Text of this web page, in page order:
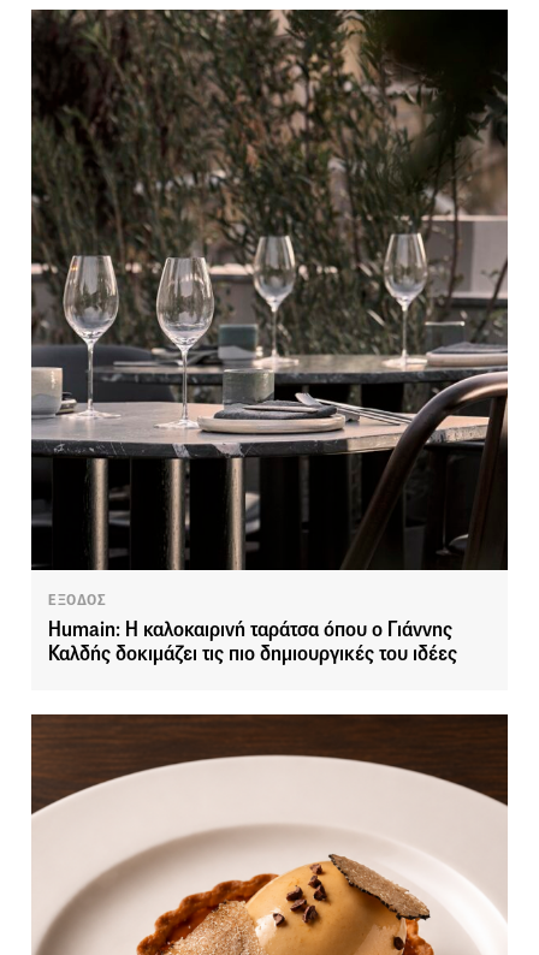
ΕΞΟΔΟΣ
Humain: Η καλοκαιρινή ταράτσα όπου ο Γιάννης
Καλδής δοκιμάζει τις πιο δημιουργικές του ιδέες